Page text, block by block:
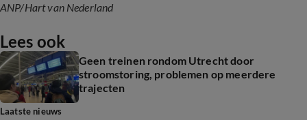
ANP/Hart van Nederland
Lees ook
Geen treinen rondom Utrecht door
stroomstoring, problemen op meerdere
trajecten
Laatste nieuws